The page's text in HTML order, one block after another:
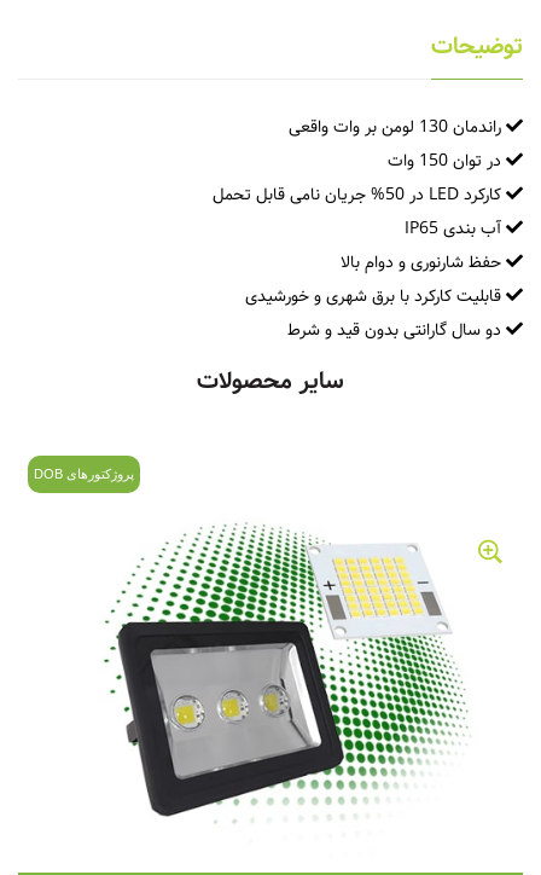
توضیحات
راندمان 130 لومن بر وات واقعی
در توان 150 وات
کارکرد LED در 50% جریان نامی قابل تحمل
آب بندی IP65
حفظ شارنوری و دوام بالا
قابلیت کارکرد با برق شهری و خورشیدی
دو سال گارانتی بدون قید و شرط
سایر محصولات
پروژکتورهای DOB